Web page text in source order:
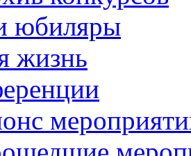
юбиляры
жизнь